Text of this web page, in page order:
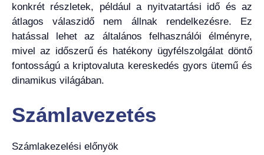
konkrét részletek, például a nyitvatartási idő és az
átlagos válaszidő nem állnak rendelkezésre. Ez
hatással lehet az általános felhasználói élményre,
mivel az időszerű és hatékony ügyfélszolgálat döntő
fontosságú a kriptovaluta kereskedés gyors ütemű és
dinamikus világában.
Számlavezetés
Számlakezelési előnyök